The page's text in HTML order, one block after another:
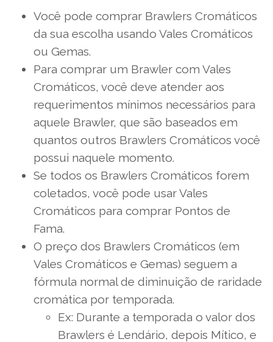
Você pode comprar Brawlers Cromáticos
da sua escolha usando Vales Cromáticos
ou Gemas.
Para comprar um Brawler com Vales
Cromáticos, você deve atender aos
requerimentos mínimos necessários para
aquele Brawler, que são baseados em
quantos outros Brawlers Cromáticos você
possui naquele momento.
Se todos os Brawlers Cromáticos forem
coletados, você pode usar Vales
Cromáticos para comprar Pontos de
Fama.
O preço dos Brawlers Cromáticos (em
Vales Cromáticos e Gemas) seguem a
fórmula normal de diminuição de raridade
cromática por temporada.
Ex: Durante a temporada o valor dos
Brawlers é Lendário, depois Mítico, e